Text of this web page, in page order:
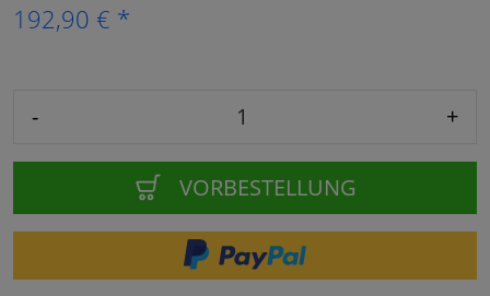
192,90 € *
- +
VORBESTELLUNG